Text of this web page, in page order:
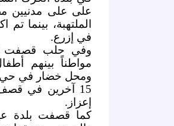
على على مدنيين
في إزرع.
مواطناً بينهم
15 آخرين في
إعزاز.
كما قصفت بلدة